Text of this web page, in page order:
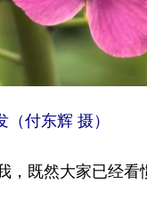
付东辉 摄）
既然大家已经看